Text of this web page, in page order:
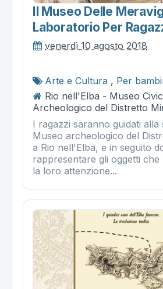
Il Museo Delle
Laboratorio Per
venerdì 10 agosto 2018
Arte e Cultura , Per
Rio nell'Elba - Museo
Archeologico del Distretto
I ragazzi saranno guidati alla
Museo archeologico del
a Rio nell'Elba, e in seguito
rappresentare gli oggetti
la loro attenzione...